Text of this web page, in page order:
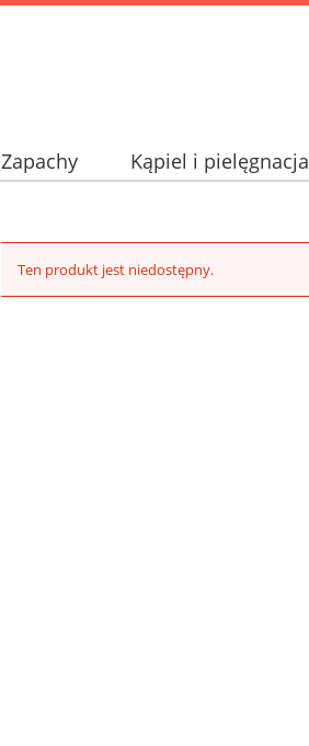
Zapachy Kąpiel i pielęgnacja
Ten produkt jest niedostępny.